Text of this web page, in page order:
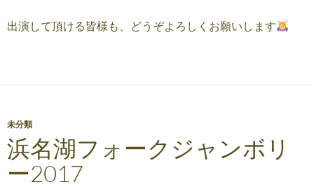
出演して頂ける皆様も、どうぞよろしくお願いします
未分類
浜名湖フォークジャンボリ
ー2017